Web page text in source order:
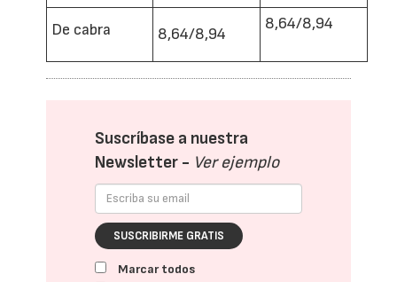
De cabra 8,64/8,94
8,64/8,94
Suscríbase a nuestra
Newsletter - Ver ejemplo
SUSCRIBIRME GRATIS
Marcar todos